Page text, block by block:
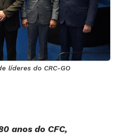
líderes do CRC-GO
de debates